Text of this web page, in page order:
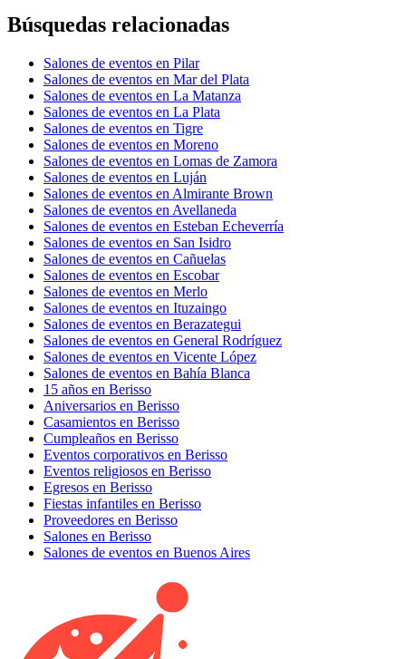
Búsquedas relacionadas
Salones de eventos en Pilar
Salones de eventos en Mar del Plata
Salones de eventos en La Matanza
Salones de eventos en La Plata
Salones de eventos en Tigre
Salones de eventos en Moreno
Salones de eventos en Lomas de Zamora
Salones de eventos en Luján
Salones de eventos en Almirante Brown
Salones de eventos en Avellaneda
Salones de eventos en Esteban Echeverría
Salones de eventos en San Isidro
Salones de eventos en Cañuelas
Salones de eventos en Escobar
Salones de eventos en Merlo
Salones de eventos en Ituzaingo
Salones de eventos en Berazategui
Salones de eventos en General Rodríguez
Salones de eventos en Vicente López
Salones de eventos en Bahía Blanca
15 años en Berisso
Aniversarios en Berisso
Casamientos en Berisso
Cumpleaños en Berisso
Eventos corporativos en Berisso
Eventos religiosos en Berisso
Egresos en Berisso
Fiestas infantiles en Berisso
Proveedores en Berisso
Salones en Berisso
Salones de eventos en Buenos Aires